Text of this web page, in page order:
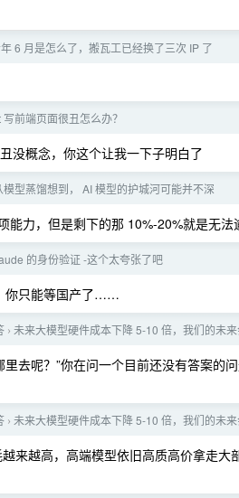
6 月是怎么了，搬瓦工已经换了三次 IP 了
写前端页面很丑怎么办？
没概念，你这个让我一下子明白了
模型蒸馏想到， AI 模型的护城河可能并不深
力，但是剩下的那 10%-20%就是无法
的身份验证 -这个太夸张了吧
你只能等国产了……
› 未来大模型硬件成本下降 5-10 倍，我们的未来
里去呢？”你在问一个目前还没有答案的
› 未来大模型硬件成本下降 5-10 倍，我们的未来
来越高，高端模型依旧高质高价拿走